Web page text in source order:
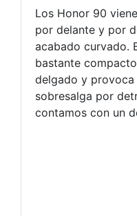
Los Honor 90
por delante y por
acabado curvado.
bastante
delgado y provoca
sobresalga por
contamos con un